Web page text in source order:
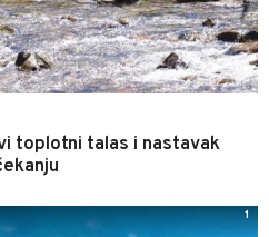
toplotni talas i nastavak
1